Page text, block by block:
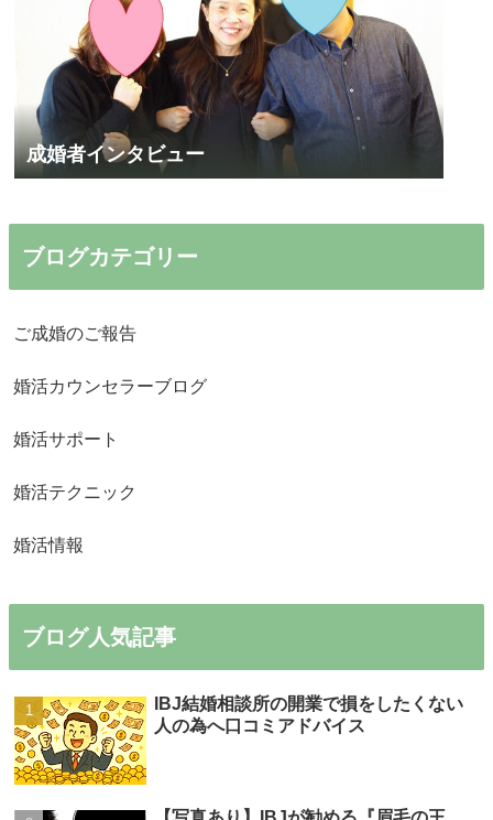
成婚者インタビュー
ブログカテゴリー
ご成婚のご報告
婚活カウンセラーブログ
婚活サポート
婚活テクニック
婚活情報
ブログ人気記事
IBJ結婚相談所の開業で損をしたくない
人の為へ口コミアドバイス